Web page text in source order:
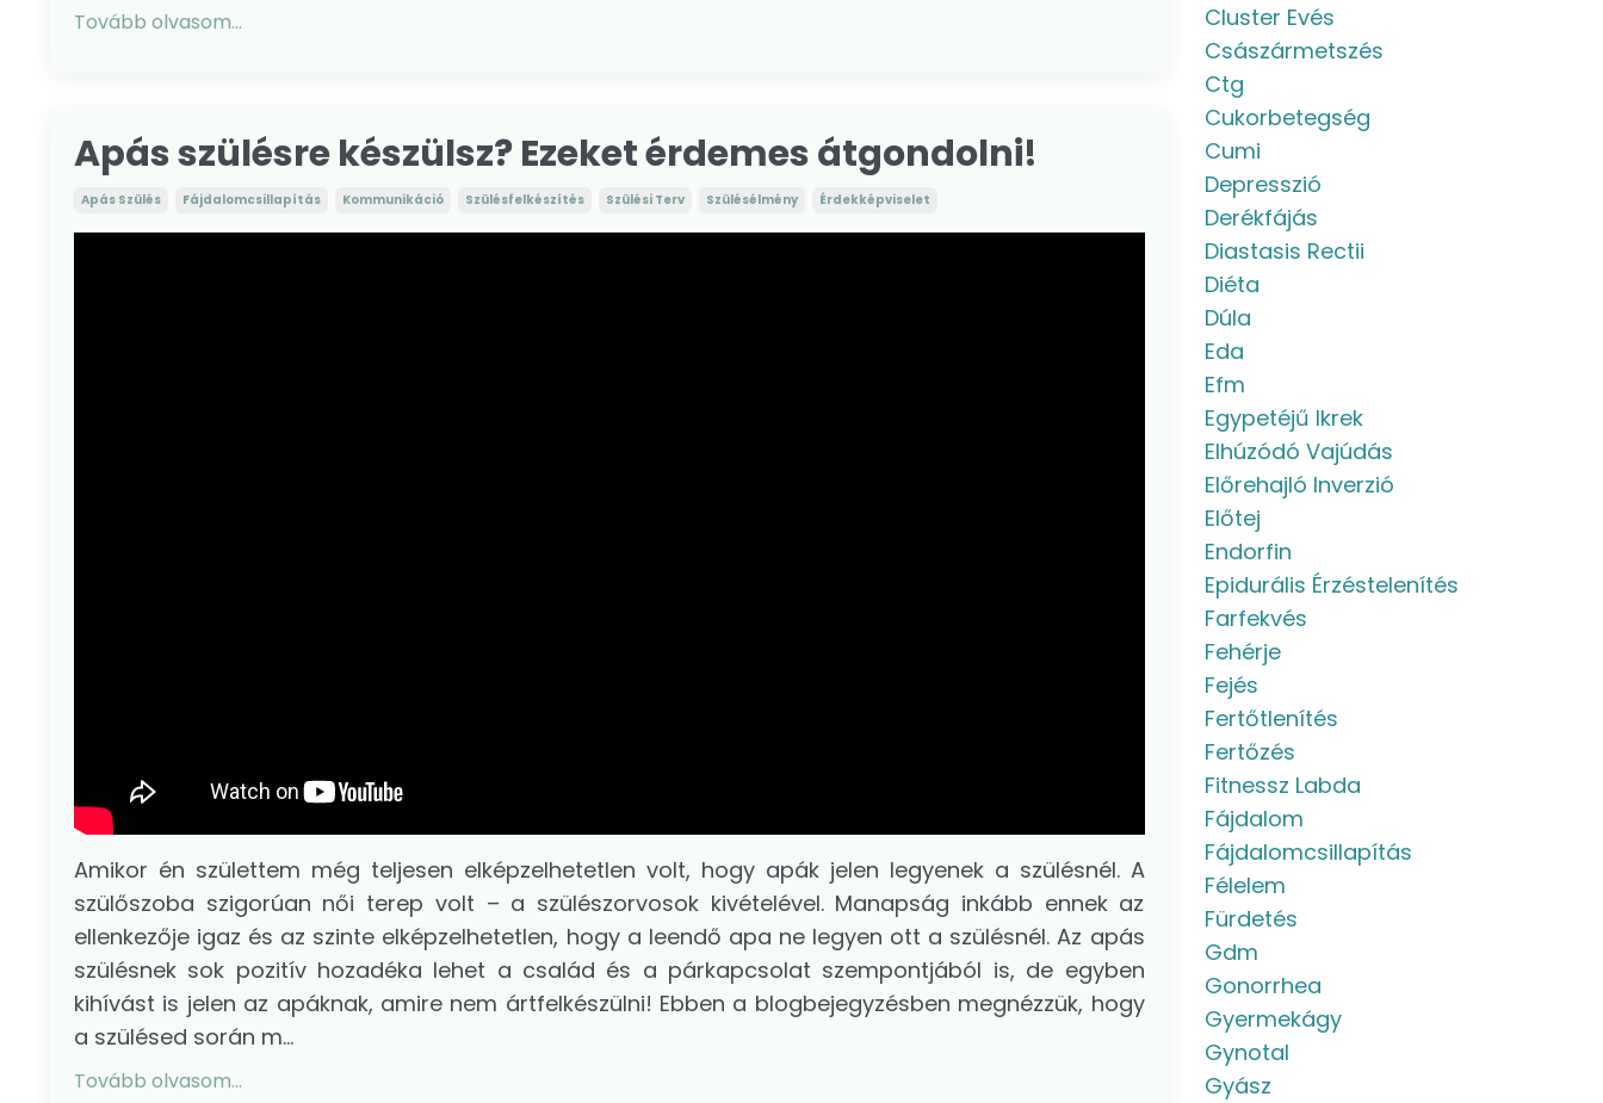
Tovább olvasom...
Apás szülésre készülsz? Ezeket érdemes átgondolni!
Apás Szülés Fájdalomcsillapítás Kommunikáció Szülésfelkészítés Szülési Terv Szülésélmény Érdekképviselet
Amikor én születtem még teljesen elképzelhetetlen volt, hogy apák jelen legyenek a szülésnél. A
szülőszoba szigorúan női terep volt – a szülészorvosok kivételével. Manapság inkább ennek az
ellenkezője igaz és az szinte elképzelhetetlen, hogy a leendő apa ne legyen ott a szülésnél. Az apás
szülésnek sok pozitív hozadéka lehet a család és a párkapcsolat szempontjából is, de egyben
kihívást is jelen az apáknak, amire nem ártfelkészülni! Ebben a blogbejegyzésben megnézzük, hogy
a szülésed során m...
Tovább olvasom...
Cluster Evés
Császármetszés
Ctg
Cukorbetegség
Cumi
Depresszió
Derékfájás
Diastasis Rectii
Diéta
Dúla
Eda
Efm
Egypetéjű Ikrek
Elhúzódó Vajúdás
Előrehajló Inverzió
Előtej
Endorfin
Epidurális Érzéstelenítés
Farfekvés
Fehérje
Fejés
Fertőtlenítés
Fertőzés
Fitnessz Labda
Fájdalom
Fájdalomcsillapítás
Félelem
Fürdetés
Gdm
Gonorrhea
Gyermekágy
Gynotal
Gyász